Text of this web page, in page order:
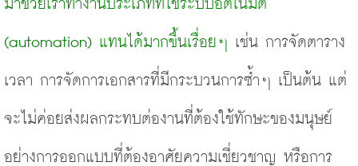
มาช่วยเราทำงานประเภทที่ใช้ระบบอัตโนมัติ
(automation) แทนได้มากขึ้นเรื่อยๆ เช่น การจัดตาราง
เวลา การจัดการเอกสารที่มีกระบวนการซ้ำๆ เป็นต้น แต่
จะไม่ค่อยส่งผลกระทบต่องานที่ต้องใช้ทักษะของมนุษย์
อย่างการออกแบบที่ต้องอาศัยความเชี่ยวชาญ หรือการ